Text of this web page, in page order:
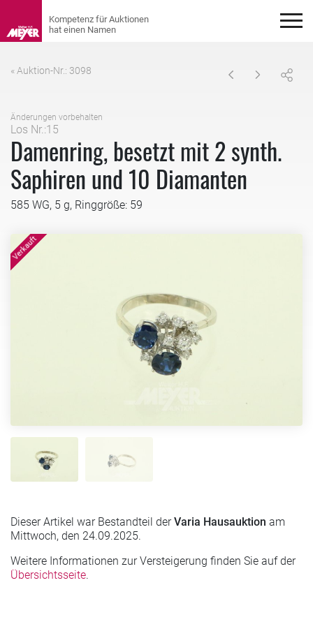
« Auktion-Nr.: 3098
Änderungen vorbehalten
Los Nr.:15
Damenring, besetzt mit 2 synth.
Saphiren und 10 Diamanten
585 WG, 5 g, Ringgröße: 59
Dieser Artikel war Bestandteil derVaria Hausauktion am
Mittwoch, den 24.09.2025.
Weitere Informationen zur Versteigerung finden Sie auf der
Übersichtsseite.